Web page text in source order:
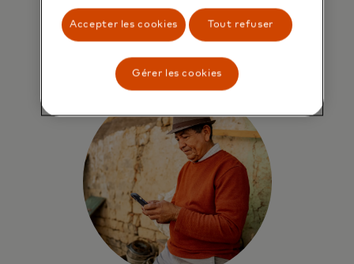
En savoir pluss’ouvre dans un nouvel onglet
Accepter les cookies Tout refuser
Gérer les cookies